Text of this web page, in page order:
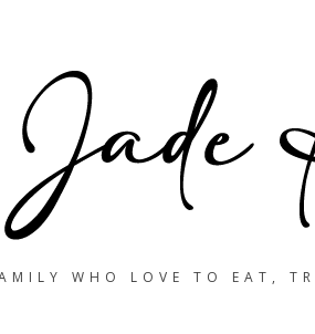
WHO LOVE TO EAT,